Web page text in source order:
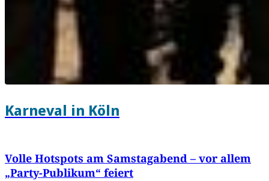
Karneval in Köln
Volle Hotspots am Samstagabend – vor allem
„Party-Publikum“ feiert